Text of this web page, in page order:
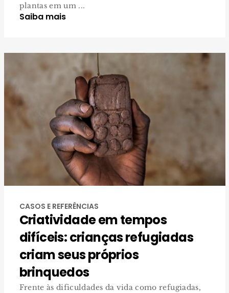
plantas em um ...
Saiba mais
CASOS E REFERÊNCIAS
Criatividade em tempos
difíceis: crianças refugiadas
criam seus próprios
brinquedos
Frente às dificuldades da vida como refugiadas,